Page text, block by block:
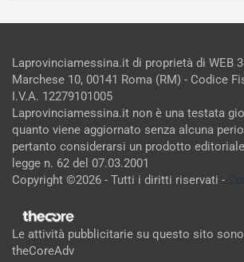
Laprovinciamessina.it di proprietà di WEB
Marchese 10, 00141 Roma (RM) - Codice
I.V.A. 12279101005
Laprovinciamessina.it non è una testata
quanto viene aggiornato senza alcuna
pertanto considerarsi un prodotto
legge n. 62 del 07.03.2001
Copyright ©2026 - Tutti i diritti riservati -
Le attività pubblicitarie su questo sito
theCoreAdv